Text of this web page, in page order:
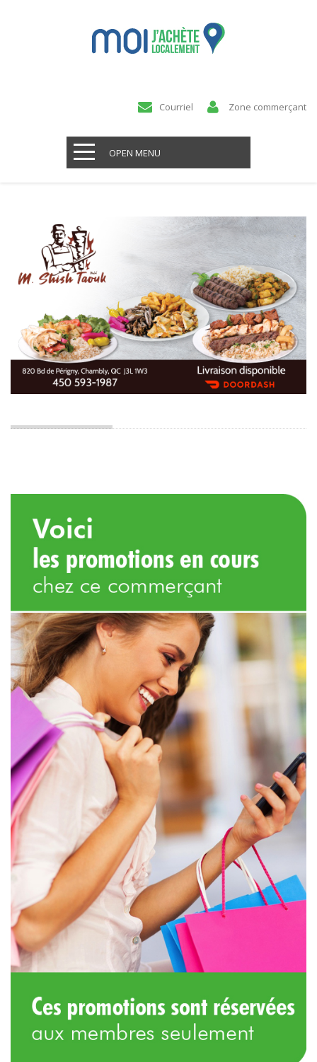
Courriel Zone commerçant
OPEN MENU